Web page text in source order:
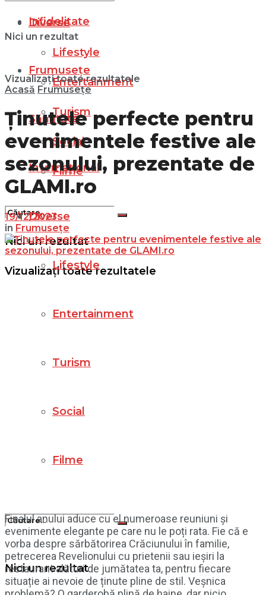
Diverse
Lifestyle
Entertainment
Turism
Social
Filme
Nici un rezultat
Vizualizați toate rezultatele
Infidelitate
Frumusețe
Sănătate
Internațional
Diverse
Lifestyle
Entertainment
Turism
Social
Filme
Nici un rezultat
Nici un rezultat
Vizualizați toate rezultatele
Acasă Frumusețe
Ținutele perfecte pentru
evenimentele festive ale
sezonului, prezentate de
GLAMI.ro
19/12/2023
in Frumusețe
Finalul anului aduce cu el numeroase reuniuni și
evenimente elegante pe care nu le poți rata. Fie că e
vorba despre sărbătorirea Crăciunului în familie,
petrecerea Revelionului cu prietenii sau ieșiri la
restaurant alături de jumătatea ta, pentru fiecare
situație ai nevoie de ținute pline de stil. Veșnica